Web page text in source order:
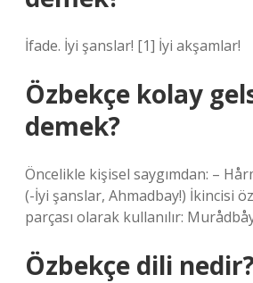
İfade. İyi şanslar! [1] İyi akşamlar!
Özbekçe kolay
demek?
Öncelikle kişisel saygımdan: –
(-İyi şanslar, Ahmadbay!) İkincisi
parçası olarak kullanılır:
Özbekçe dili